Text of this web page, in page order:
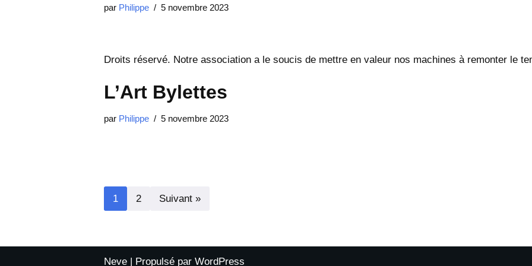
par Philippe 5 novembre 2023
Droits réservé. Notre association a le soucis de mettre en valeur nos machines à remonter le
L’Art Bylettes
par Philippe 5 novembre 2023
1 2 Suivant »
Neve | Propulsé par WordPress